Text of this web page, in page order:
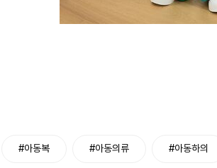
#아동복 #아동의류 #아동하의